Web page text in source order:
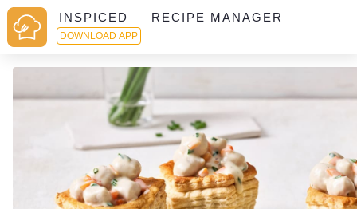
INSPICED — RECIPE MANAGER
DOWNLOAD APP